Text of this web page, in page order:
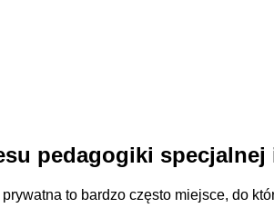
pedagogiki
prywatna to bardzo często miejsce, do